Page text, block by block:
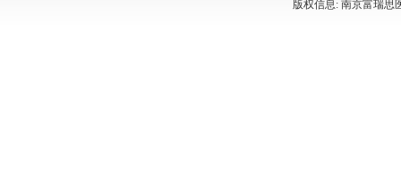
版权信息: 南京富瑞思